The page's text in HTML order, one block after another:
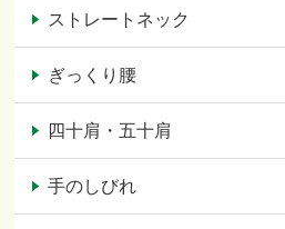
ストレートネック
ぎっくり腰
四十肩・五十肩
手のしびれ